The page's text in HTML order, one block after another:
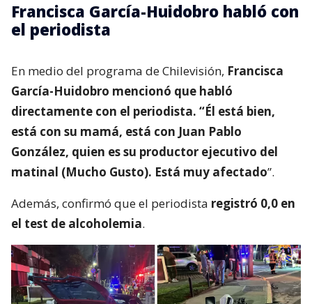
Francisca García-Huidobro habló con
el periodista
En medio del programa de Chilevisión, Francisca
García-Huidobro mencionó que habló
directamente con el periodista. “Él está bien,
está con su mamá, está con Juan Pablo
González, quien es su productor ejecutivo del
matinal (Mucho Gusto). Está muy afectado”.
Además, confirmó que el periodista registró 0,0 en
el test de alcoholemia.